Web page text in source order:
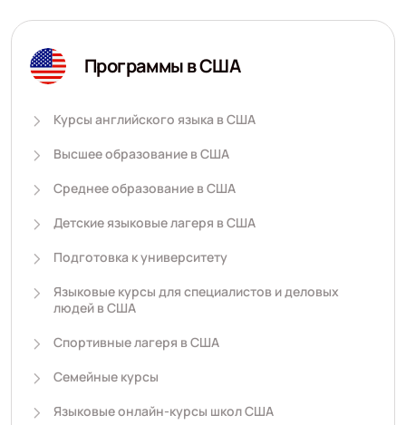
Программы в США
Курсы английского языка в США
Высшее образование в США
Среднее образование в США
Детские языковые лагеря в США
Подготовка к университету
Языковые курсы для специалистов и деловых
людей в США
Спортивные лагеря в США
Семейные курсы
Языковые онлайн-курсы школ США